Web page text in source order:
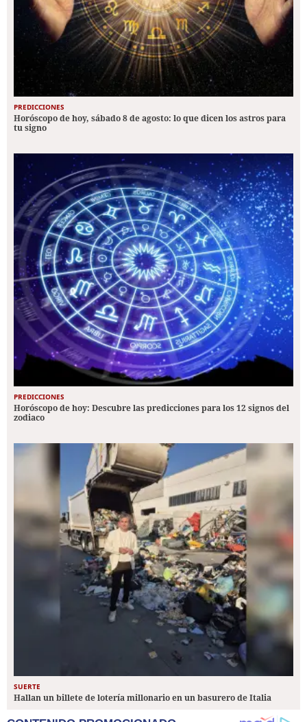
PREDICCIONES
Horóscopo de hoy, sábado 8 de agosto: lo que dicen los astros para
tu signo
PREDICCIONES
Horóscopo de hoy: Descubre las predicciones para los 12 signos del
zodiaco
SUERTE
Hallan un billete de lotería millonario en un basurero de Italia